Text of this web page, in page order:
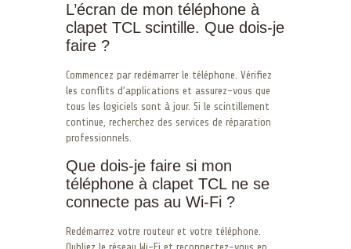
L’écran de mon téléphone à
clapet TCL scintille. Que dois-je
faire ?
Commencez par redémarrer le téléphone. Vérifiez
les conflits d’applications et assurez-vous que
tous les logiciels sont à jour. Si le scintillement
continue, recherchez des services de réparation
professionnels.
Que dois-je faire si mon
téléphone à clapet TCL ne se
connecte pas au Wi-Fi ?
Redémarrez votre routeur et votre téléphone.